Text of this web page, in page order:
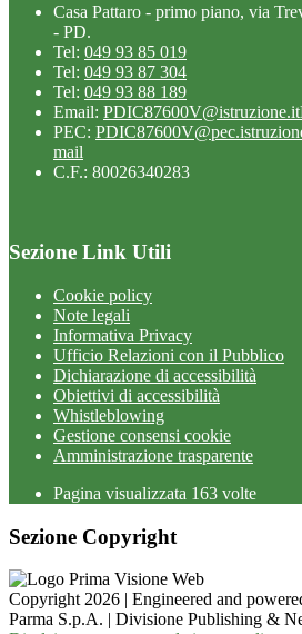
Casa Pattaro - primo piano, via
- PD.
Tel: 049 93 85 019
Tel: 049 93 87 304
Tel: 049 93 88 189
Email: PDIC87600V@istruzione.it
PEC:
mail
C.F.: 80026340283
Sezione Link Utili
Cookie policy
Note legali
Informativa Privacy
Ufficio Relazioni con il Pubblico
Dichiarazione di accessibilità
Obiettivi di accessibilità
Whistleblowing
Gestione consensi cookie
Amministrazione trasparente
Pagina visualizzata 163 volte
Sezione Copyright
Copyright 2026 | Engineered and
Parma S.p.A. | Divisione Publishing &